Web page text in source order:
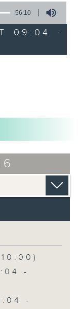
56:10
09:04 -
-
-